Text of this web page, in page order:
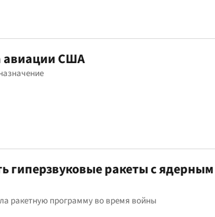
авиации США
гиперзвуковые ракеты с ядерным
ракетную программу во время войны